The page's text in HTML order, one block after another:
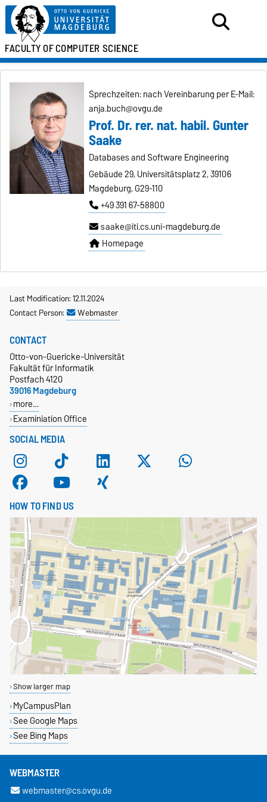
FACULTY OFCOMPUTER SCIENCE
Prof. Dr. rer. nat. habil. Gunter
Saake
Databases and Software Engineering
Gebäude 29, Universitätsplatz 2, 39106
Magdeburg, G29-110
+49 391 67-58800
saake@iti.cs.uni-magdeburg.de
Homepage
Sprechzeiten: nach Vereinbarung per E-Mail:
anja.buch@ovgu.de
Last Modification: 12.11.2024
Contact Person:
Webmaster
SOCIAL MEDIA
CONTACT
Otto-von-Guericke-Universität
Fakultät für Informatik
Postfach 4120
39016 Magdeburg
more…
Examiniation Office
HOW TO FIND US
Show larger map
MyCampusPlan
See Google Maps
See Bing Maps
WEBMASTER
webmaster@cs.ovgu.de